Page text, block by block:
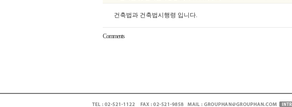
건축법과 건축법시행령 입니다.
Comments